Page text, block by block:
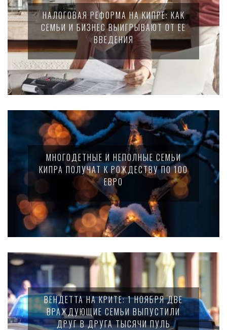
НАЛОГОВАЯ РЕФОРМА НА КИПРЕ: КАК
СЕМЬИ И БИЗНЕС ВЫИГРЫВАЮТ ОТ ЕЕ
ВВЕДЕНИЯ
МНОГОДЕТНЫЕ И НЕПОЛНЫЕ СЕМЬИ
КИПРА ПОЛУЧАТ К РОЖДЕСТВУ ПО 100
ЕВРО
ВЕНДЕТТА НА КРИТЕ: 1 НОЯБРЯ ДВЕ
ВРАЖДУЮЩИЕ СЕМЬИ ВЫПУСТИЛИ
ДРУГ В ДРУГА ТЫСЯЧИ ПУЛЬ